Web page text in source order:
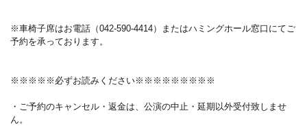
※車椅子席はお電話（042-590-4414）またはハミングホール窓口にてご
予約を承っております。
※※※※※必ずお読みください※※※※※※※※※
・ご予約のキャンセル・返金は、公演の中止・延期以外受付致しませ
ん。